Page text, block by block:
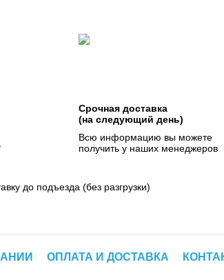
Срочная доставка
(на следующий день)
Всю информацию вы можете
получить у наших менеджеров
до подъезда (без разгрузки)
ОПЛАТА И ДОСТАВКА